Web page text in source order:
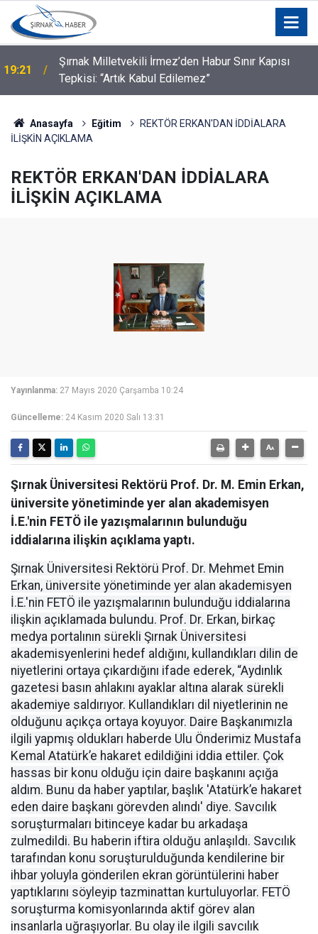
19:21
Şırnak Milletvekili İrmez’den Habur Sınır Kapısı
Tepkisi: “Artık Kabul Edilemez”
Anasayfa Eğitim
REKTÖR ERKAN'DAN İDDİALARA
İLİŞKİN AÇIKLAMA
REKTÖR ERKAN'DAN İDDİALARA
İLİŞKİN AÇIKLAMA
Yayınlanma: 27 Mayıs 2020 Çarşamba 10:24
Güncelleme: 24 Kasım 2020 Salı 13:31
Şırnak Üniversitesi Rektörü Prof. Dr. M. Emin Erkan,
üniversite yönetiminde yer alan akademisyen
İ.E.'nin FETÖ ile yazışmalarının bulunduğu
iddialarına ilişkin açıklama yaptı.
Şırnak Üniversitesi Rektörü Prof. Dr. Mehmet Emin
Erkan, üniversite yönetiminde yer alan akademisyen
İ.E.'nin FETÖ ile yazışmalarının bulunduğu iddialarına
ilişkin açıklamada bulundu. Prof. Dr. Erkan, birkaç
medya portalının sürekli Şırnak Üniversitesi
akademisyenlerini hedef aldığını, kullandıkları dilin de
niyetlerini ortaya çıkardığını ifade ederek, “Aydınlık
gazetesi basın ahlakını ayaklar altına alarak sürekli
akademiye saldırıyor. Kullandıkları dil niyetlerinin ne
olduğunu açıkça ortaya koyuyor. Daire Başkanımızla
ilgili yapmış oldukları haberde Ulu Önderimiz Mustafa
Kemal Atatürk’e hakaret edildiğini iddia ettiler. Çok
hassas bir konu olduğu için daire başkanını açığa
aldım. Bunu da haber yaptılar, başlık 'Atatürk’e hakaret
eden daire başkanı görevden alındı' diye. Savcılık
soruşturmaları bitinceye kadar bu arkadaşa
zulmedildi. Bu haberin iftira olduğu anlaşıldı. Savcılık
tarafından konu soruşturulduğunda kendilerine bir
ihbar yoluyla gönderilen ekran görüntülerini haber
yaptıklarını söyleyip tazminattan kurtuluyorlar. FETÖ
soruşturma komisyonlarında aktif görev alan
insanlarla uğraşıyorlar. Bu olay ile ilgili savcılık